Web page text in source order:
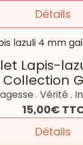
Détails
Lapis-
Collection
. Vérité .
15,00€
Détails